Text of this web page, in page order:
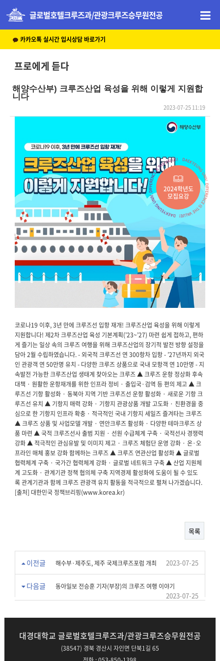
2024학년도
모집요강
글로벌호텔크루즈과/관광크루즈승무원전공
카카오톡 실시간 입시상담 바로가기
프로에게 듣다
해양수산부) 크루즈산업 육성을 위해 이렇게 지원합
니다
2023-07-25 11:19
코로나19 이후, 3년 만에 크루즈선 입항 재개! 크루즈산업 육성을 위해 이렇게
지원합니다! 제2차 크루즈산업 육성 기본계획(’23~’27) 마련 쉽게 접하고, 편하
게 즐기는 일상 속의 크루즈 여행을 위해 크루즈산업의 장기적 발전 방향 설정을
담아 2월 수립하였습니다. - 외국적 크루즈선 연 300항차 입항 - ’27년까지 외국
인 관광객 연 50만명 유치 - 다양한 크루즈 상품으로 국내 모항객 연 10만명 - 지
속발전 가능한 크루즈산업 생태계 찾아오는 크루즈 ▲ 크루즈 운항 정상화 후속
대책 · 원활한 운항재개를 위한 인프라 정비 · 출입국·검역 등 편의 제고 ▲ 크
루즈선 기항 활성화 · 동북아 지역 기반 크루즈선 운항 활성화 · 새로운 기항 크
루즈선 유치 ▲ 기항지 매력 강화 · 기항지 관광상품 개발 고도화 · 친환경을 중
심으로 한 기항지 인프라 확충 · 적극적인 국내 기항지 세일즈 즐겨타는 크루즈
▲ 크루즈 상품 및 사업모델 개발 · 연안크루즈 활성화 · 다양한 테마크루즈 상
품 마련 ▲ 국적 크루즈선사 출범 지원 · 선원 수급체계 구축 · 국적선사 경쟁력
강화 ▲ 적극적인 관심유발 및 이미지 제고 · 크루즈 체험단 운영 강화 · 온·오
프라인 매체 홍보 강화 함께하는 크루즈 ▲ 크루즈 연관산업 활성화 ▲ 글로벌
협력체계 구축 · 국가간 협력체계 강화 · 글로벌 네트워크 구축 ▲ 산업 지원체
계 고도화 · 관계기관 정책 협의체 구축 지역경제 활성화에 도움이 될 수 있도
록 관계기관과 함께 크루즈 관광객 유치 활동을 적극적으로 펼쳐 나가겠습니다.
[출처] 대한민국 정책브리핑(www.korea.kr)
목록
이전글 해수부·제주도, 제주 국제크루즈포럼 개최 2023-07-25
다음글 동아일보 전승훈 기자(부장)의 크루즈 여행 이야기
2023-07-25
대경대학교 글로벌호텔크루즈과/관광크루즈승무원전공
(38547) 경북 경산시 자인면 단북1길 65